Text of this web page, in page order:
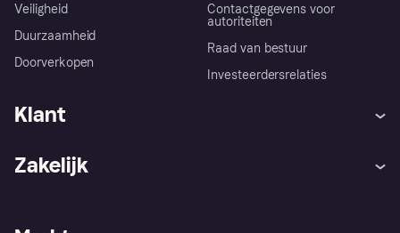
Veiligheid
Duurzaamheid
Doorverkopen
Contactgegevens voor
autoriteiten
Raad van bestuur
Investeerdersrelaties
Klant
Zakelijk
Zakelijke login